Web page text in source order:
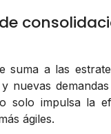
suma a las
nuevas
solo impulsa la
ágiles.